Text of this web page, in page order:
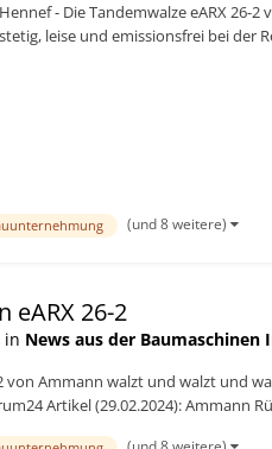
Hennef - Die Tandemwalze eARX
stetig, leise und emissionsfrei bei der
(und 8 weitere)
eARX 26-2
in News aus der Baumaschinen
von Ammann walzt und walzt und
Artikel (29.02.2024): Ammann